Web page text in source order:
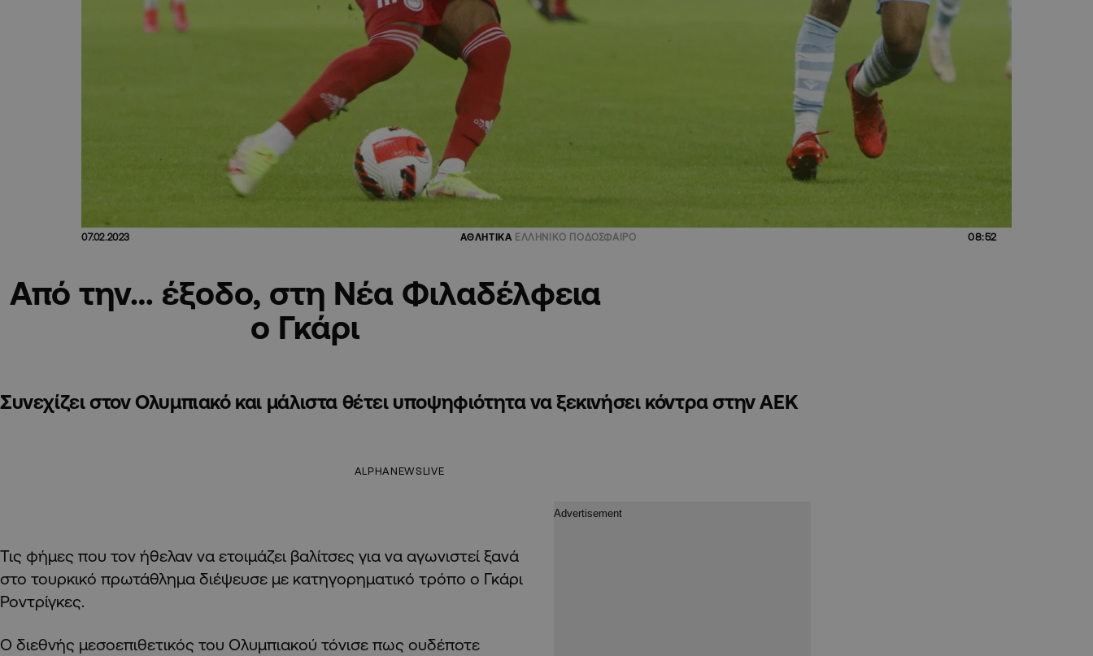
07.02.2023 ΑΘΛΗΤΙΚΑ ΕΛΛΗΝΙΚΟ ΠΟΔΟΣΦΑΙΡΟ 08:52
Από την… έξοδο, στη Νέα Φιλαδέλφεια
ο Γκάρι
Συνεχίζει στον Ολυμπιακό και μάλιστα θέτει υποψηφιότητα να ξεκινήσει κόντρα στην ΑΕΚ
ALPHANEWSLIVE
Τις φήμες που τον ήθελαν να ετοιμάζει βαλίτσες για να αγωνιστεί ξανά
στο τουρκικό πρωτάθλημα διέψευσε με κατηγορηματικό τρόπο ο Γκάρι
Ροντρίγκες.
Ο διεθνής μεσοεπιθετικός του Ολυμπιακού τόνισε πως ουδέποτε